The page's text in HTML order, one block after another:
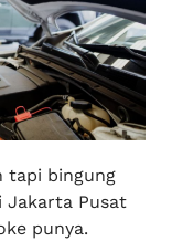
tapi bingung
Jakarta Pusat
punya.